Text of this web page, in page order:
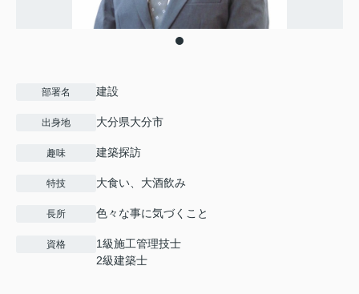
部署名 建設
出身地 大分県大分市
趣味 建築探訪
特技 大食い、大酒飲み
長所 色々な事に気づくこと
資格
1級施工管理技士
2級建築士